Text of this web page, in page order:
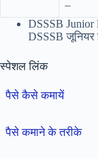
–
DSSSB Junior
DSSSB जूनियर
स्पेशल लिंक
पैसे कैसे कमायें
पैसे कमाने के तरीके